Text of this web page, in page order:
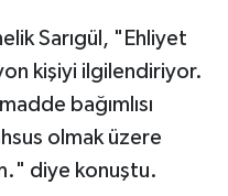
Sarıgül, "Ehliyet
kişiyi ilgilendiriyor.
bağımlısı
olmak üzere
diye konuştu.